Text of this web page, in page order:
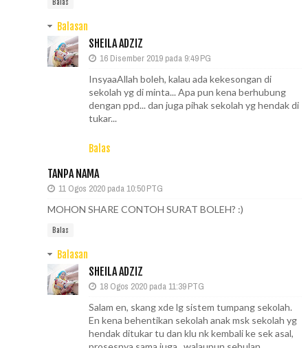
Balas
Balasan
SHEILA ADZIZ
16 Disember 2019 pada 9:49 PG
InsyaaAllah boleh, kalau ada kekesongan di
sekolah yg di minta... Apa pun kena berhubung
dengan ppd... dan juga pihak sekolah yg hendak di
tukar...
Balas
TANPA NAMA
11 Ogos 2020 pada 10:50 PTG
MOHON SHARE CONTOH SURAT BOLEH? :)
Balas
Balasan
SHEILA ADZIZ
18 Ogos 2020 pada 11:39 PTG
Salam en, skang xde lg sistem tumpang sekolah.
En kena behentikan sekolah anak msk sekolah yg
hendak ditukar tu dan klu nk kembali ke sek asal,